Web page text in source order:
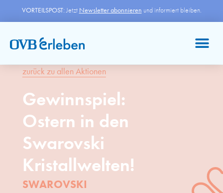
VORTEILSPOST:Jetzt Newsletter abonnieren und informiert bleiben.
zurück zu allen Aktionen
Gewinnspiel:
Ostern in den
Swarovski
Kristallwelten!
SWAROVSKI